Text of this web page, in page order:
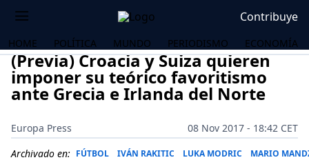
Contribuye
HOME POLÍTICA MUNDO PERIODISMO ECONOMÍA
(Previa) Croacia y Suiza quieren
imponer su teórico favoritismo
ante Grecia e Irlanda del Norte
Europa Press
08 Nov 2017 - 18:42 CET
Archivado en: FÚTBOL IVÁN RAKITIC LUKA MODRIC MARIO